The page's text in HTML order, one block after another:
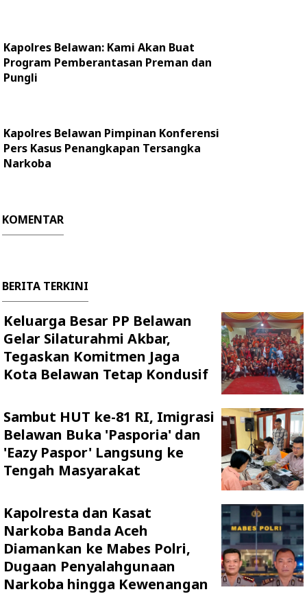
Kapolres Belawan: Kami Akan Buat
Program Pemberantasan Preman dan
Pungli
Kapolres Belawan Pimpinan Konferensi
Pers Kasus Penangkapan Tersangka
Narkoba
KOMENTAR
BERITA TERKINI
Keluarga Besar PP Belawan
Gelar Silaturahmi Akbar,
Tegaskan Komitmen Jaga
Kota Belawan Tetap Kondusif
Sambut HUT ke-81 RI, Imigrasi
Belawan Buka 'Pasporia' dan
'Eazy Paspor' Langsung ke
Tengah Masyarakat
Kapolresta dan Kasat
Narkoba Banda Aceh
Diamankan ke Mabes Polri,
Dugaan Penyalahgunaan
Narkoba hingga Kewenangan